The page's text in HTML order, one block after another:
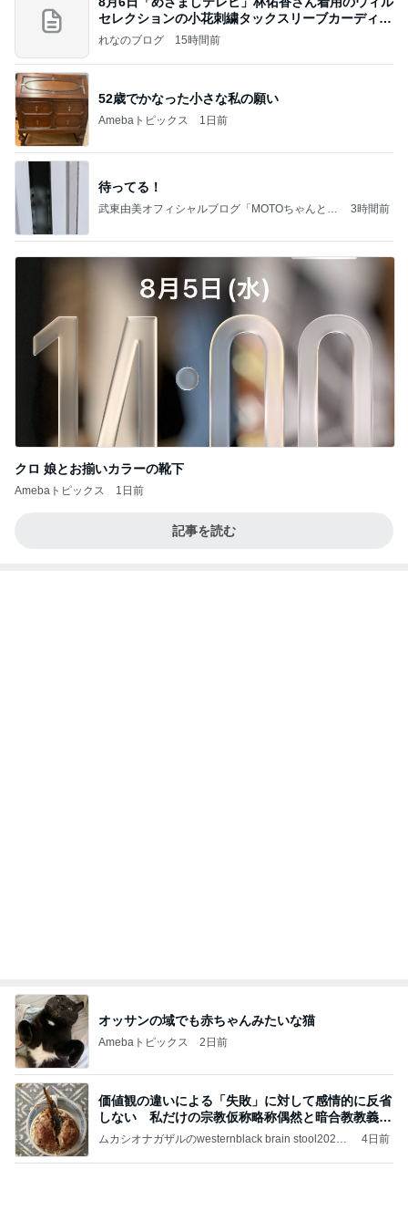
セレクションの小花刺繍タックスリーブカーディガ
ン
れなのブログ 15時間前
52歳でかなった小さな私の願い
Amebaトピックス 1日前
待ってる！
武東由美オフィシャルブログ「MOTOちゃんとの
3時間前
クロ 娘とお揃いカラーの靴下
Amebaトピックス 1日前
記事を読む
オッサンの域でも赤ちゃんみたいな猫
Amebaトピックス 2日前
価値観の違いによる「失敗」に対して感情的に反省
しない 私だけの宗教仮称略称偶然と暗合教教義候
補
ムカシオナガザルのwesternblack brain stool2024
ガザル
4日前